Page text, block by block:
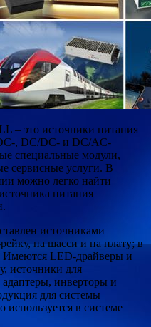
– это источники питания
, DC/DC- и DC/AC-
специальные модули,
сервисные услуги. В
можно легко найти
питания
источниками
на шасси и на плату; в
Имеются LED-драйверы и
источники для
инверторы и
для системы
в системе